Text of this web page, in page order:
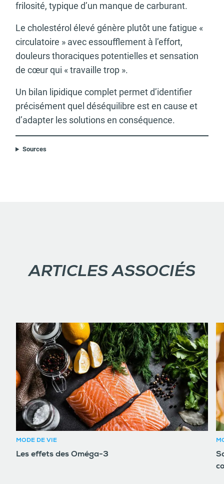
frilosité, typique d’un manque de carburant.
Le cholestérol élevé génère plutôt une fatigue «
circulatoire » avec essoufflement à l’effort,
douleurs thoraciques potentielles et sensation
de cœur qui « travaille trop ».
Un bilan lipidique complet permet d’identifier
précisément quel déséquilibre est en cause et
d’adapter les solutions en conséquence.
Sources
ARTICLES ASSOCIÉS
MODE DE VIE
Les effets des Oméga-3